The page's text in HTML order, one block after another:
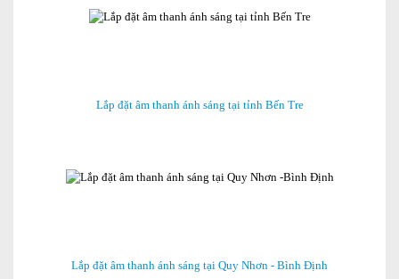
Lắp đặt âm thanh ánh sáng tại tỉnh Bến Tre
Lắp đặt âm thanh ánh sáng tại Quy Nhơn - Bình Định